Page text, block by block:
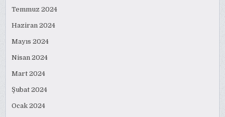
Temmuz 2024
Haziran 2024
Mayıs 2024
Nisan 2024
Mart 2024
Şubat 2024
Ocak 2024